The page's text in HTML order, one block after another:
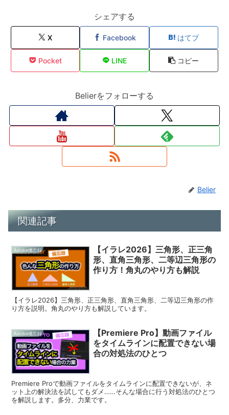
シェアする
X Facebook はてブ
Pocket LINE コピー
Belierをフォローする
Belier
関連記事
Adobe備忘録
【イラレ2026】三角形、正三角
形、直角三角形、二等辺三角形の
作り方！角丸のやり方も解説
【イラレ2026】三角形、正三角形、直角三角形、二等辺三角形の作
り方を説明。角丸のやり方も解説しています。
Adobe備忘録
【Premiere Pro】動画ファイル
をタイムラインに配置できない場
合の対処法のひとつ
Premiere Proで動画ファイルをタイムラインに配置できないが、ネ
ット上の解決法を試してもダメ……そんな場合に行う対処法のひとつ
を解説します。多分、力業です。